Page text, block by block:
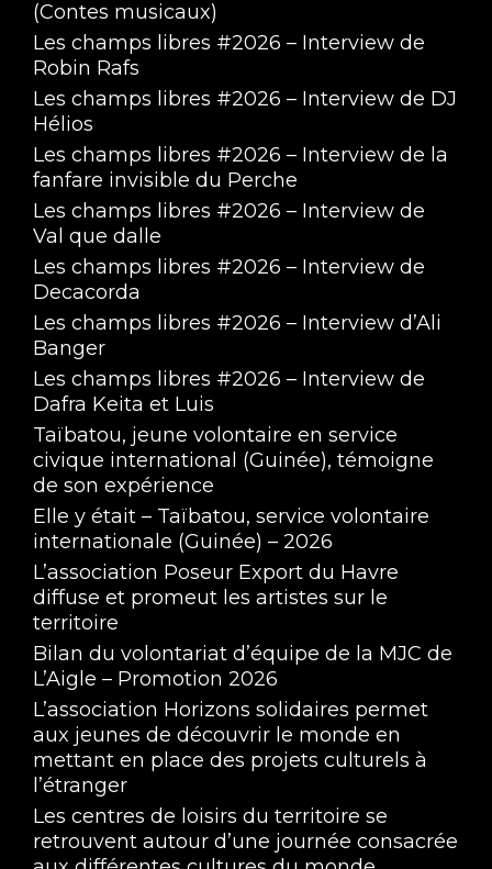
(Contes musicaux)
Les champs libres #2026 – Interview de
Robin Rafs
Les champs libres #2026 – Interview de DJ
Hélios
Les champs libres #2026 – Interview de la
fanfare invisible du Perche
Les champs libres #2026 – Interview de
Val que dalle
Les champs libres #2026 – Interview de
Decacorda
Les champs libres #2026 – Interview d’Ali
Banger
Les champs libres #2026 – Interview de
Dafra Keita et Luis
Taïbatou, jeune volontaire en service
civique international (Guinée), témoigne
de son expérience
Elle y était – Taïbatou, service volontaire
internationale (Guinée) – 2026
L’association Poseur Export du Havre
diffuse et promeut les artistes sur le
territoire
Bilan du volontariat d’équipe de la MJC de
L’Aigle – Promotion 2026
L’association Horizons solidaires permet
aux jeunes de découvrir le monde en
mettant en place des projets culturels à
l’étranger
Les centres de loisirs du territoire se
retrouvent autour d’une journée consacrée